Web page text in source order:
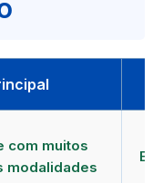
com muitos
modalidades